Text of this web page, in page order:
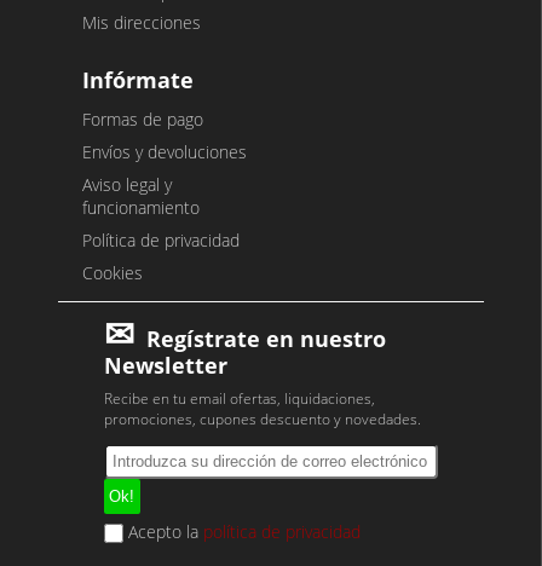
Mis direcciones
Infórmate
Formas de pago
Envíos y devoluciones
Aviso legal y
funcionamiento
Política de privacidad
Cookies
Regístrate en nuestro
Newsletter
Recibe en tu email ofertas, liquidaciones,
promociones, cupones descuento y novedades.
Acepto la política de privacidad